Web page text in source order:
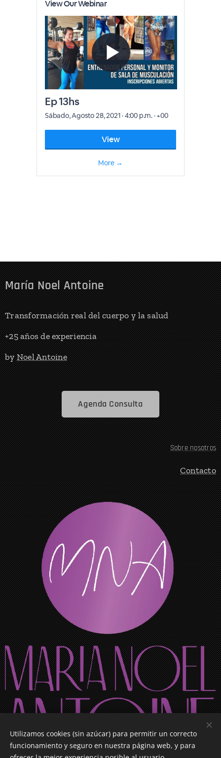
María Noel Antoine
Transformación real del cuerpo y la salud
+25 años de experiencia
byNoel Antoine
Agenda Consulta
Sobre nosotros
Contacto
Utilizamos cookies (sin azúcar) para permitir un correcto
funcionamiento y seguro en nuestra página web, y para